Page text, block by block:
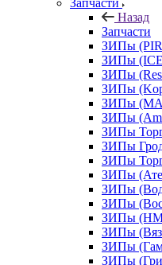
Запчасти
Назад
Запчасти
ЗИПы
ЗИПы
ЗИПы
ЗИПы
ЗИПы
ЗИПы
ЗИПы
ЗИПы
ЗИПы
ЗИПы
ЗИПы
ЗИПы
ЗИПы
ЗИПы
ЗИПы
ЗИПы